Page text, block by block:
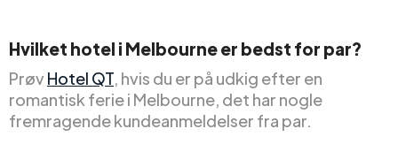
Hvilket hotel i Melbourne er bedst for par?
Prøv Hotel QT, hvis du er på udkig efter en
romantisk ferie i Melbourne, det har nogle
fremragende kundeanmeldelser fra par.